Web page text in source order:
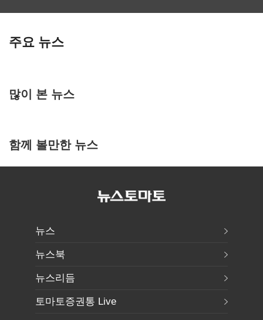
주요 뉴스
많이 본 뉴스
함께 볼만한 뉴스
뉴스
뉴스북
뉴스리듬
토마토증권통 Live